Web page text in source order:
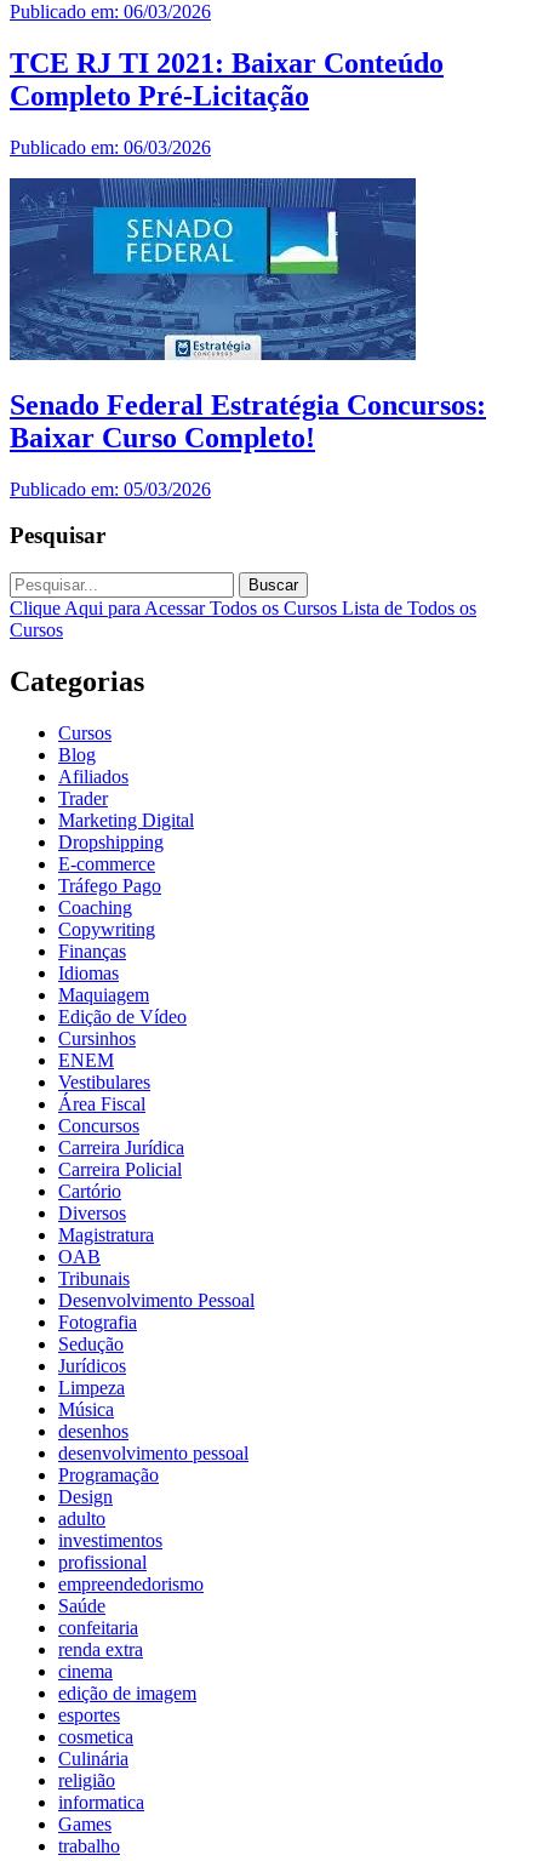
Publicado em: 06/03/2026
TCE RJ TI 2021: Baixar Conteúdo
Completo Pré-Licitação
Publicado em: 06/03/2026
Senado Federal Estratégia Concursos:
Baixar Curso Completo!
Publicado em: 05/03/2026
Pesquisar
Buscar
Clique Aqui para Acessar Todos os Cursos Lista de Todos os
Cursos
Categorias
Cursos
Blog
Afiliados
Trader
Marketing Digital
Dropshipping
E-commerce
Tráfego Pago
Coaching
Copywriting
Finanças
Idiomas
Maquiagem
Edição de Vídeo
Cursinhos
ENEM
Vestibulares
Área Fiscal
Concursos
Carreira Jurídica
Carreira Policial
Cartório
Diversos
Magistratura
OAB
Tribunais
Desenvolvimento Pessoal
Fotografia
Sedução
Jurídicos
Limpeza
Música
desenhos
desenvolvimento pessoal
Programação
Design
adulto
investimentos
profissional
empreendedorismo
Saúde
confeitaria
renda extra
cinema
edição de imagem
esportes
cosmetica
Culinária
religião
informatica
Games
trabalho